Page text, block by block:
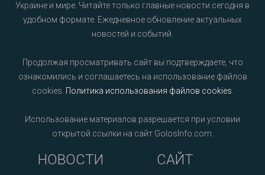
Украине и мире. Читайте только главные новости сегодня в
удобном формате. Ежедневное обновление актуальных
новостей и событий.
Продолжая просматривать сайт вы подтверждаете, что
ознакомились и соглашаетесь на использование файлов
cookies. Политика использования файлов cookies
Использование материалов разрешается при условии
открытой ссылки на сайт GolosInfo.com.
НОВОСТИ САЙТ